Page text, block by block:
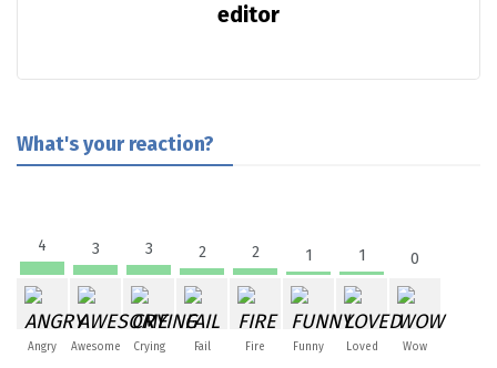
editor
What's your reaction?
4
Angry
3
Awesome
3
Crying
2
Fail
2
Fire
1
Funny
1
Loved
0
Wow